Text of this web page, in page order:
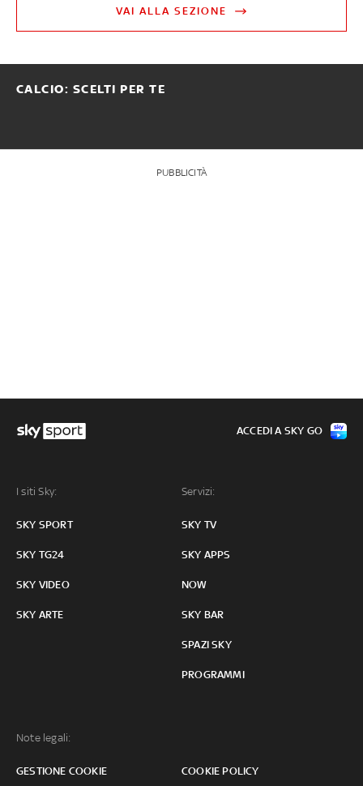
VAI ALLA SEZIONE
CALCIO: SCELTI PER TE
PUBBLICITÀ
I siti Sky:
SKY SPORT
SKY TG24
SKY VIDEO
SKY ARTE
Servizi:
SKY TV
SKY APPS
NOW
SKY BAR
SPAZI SKY
PROGRAMMI
Note legali:
GESTIONE COOKIE COOKIE POLICY
ACCEDI A SKY GO